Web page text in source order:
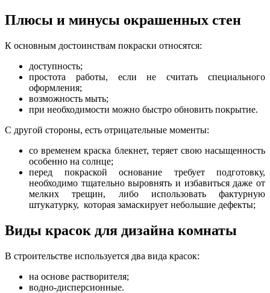
Плюсы и минусы окрашенных стен
К основным достоинствам покраски относятся:
доступность;
простота работы, если не считать специального
оформления;
возможность мыть;
при необходимости можно быстро обновить покрытие.
С другой стороны, есть отрицательные моменты:
со временем краска блекнет, теряет свою насыщенность
особенно на солнце;
перед покраской основание требует подготовку,
необходимо тщательно выровнять и избавиться даже от
мелких трещин, либо использовать фактурную
штукатурку, которая замаскирует небольшие дефекты;
Виды красок для дизайна комнаты
В строительстве используется два вида красок:
на основе растворителя;
водно-дисперсионные.